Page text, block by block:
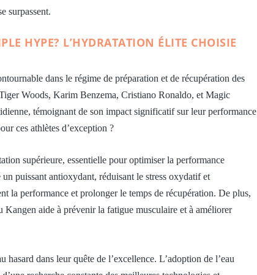
surpassent.
HYPE? L’HYDRATATION ÉLITE CHOISIE
dans le régime de préparation et de récupération des
Woods, Karim Benzema, Cristiano Ronaldo, et Magic
témoignant de son impact significatif sur leur performance
ces athlètes d’exception ?
supérieure, essentielle pour optimiser la performance
puissant antioxydant, réduisant le stress oxydatif et
la performance et prolonger le temps de récupération. De plus,
aide à prévenir la fatigue musculaire et à améliorer
dans leur quête de l’excellence. L’adoption de l’eau